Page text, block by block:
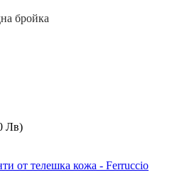
бройка
Лв)
от телешка кожа - Ferruccio